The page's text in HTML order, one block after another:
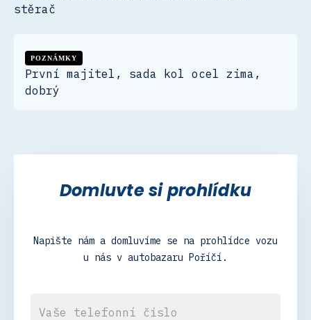
stěrač
POZNÁMKY
První majitel, sada kol ocel zima,
dobrý
Domluvte si prohlídku
Napište nám a domluvíme se na prohlídce vozu
u nás v autobazaru Poříčí.